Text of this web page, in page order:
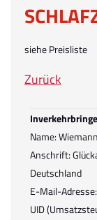
siehe Preisliste
Zurück
Name:
Anschrift:
Deutschland
E-Mail-
UID